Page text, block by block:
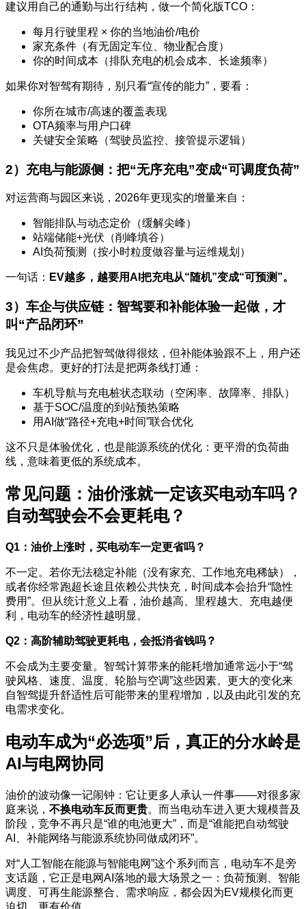
建议用自己的通勤与出行结构，做一个简化版TCO：
每月行驶里程 × 你的当地油价/电价
家充条件（有无固定车位、物业配合度）
你的时间成本（排队充电的机会成本、长途频率）
如果你对智驾有期待，别只看“宣传的能力”，要看：
你所在城市/高速的覆盖表现
OTA频率与用户口碑
关键安全策略（驾驶员监控、接管提示逻辑）
2）充电与能源侧：把“无序充电”变成“可调度负荷”
对运营商与园区来说，2026年更现实的增量来自：
智能排队与动态定价（缓解尖峰）
站端储能+光伏（削峰填谷）
AI负荷预测（按小时粒度做容量与运维规划）
一句话： EV越多，越要用AI把充电从“随机”变成“可预测”。
3）车企与供应链：智驾要和补能体验一起做，才
叫“产品闭环”
我见过不少产品把智驾做得很炫，但补能体验跟不上，用户还
是会焦虑。更好的打法是把两条线打通：
车机导航与充电桩状态联动（空闲率、故障率、排队）
基于SOC/温度的到站预热策略
用AI做“路径+充电+时间”联合优化
这不只是体验优化，也是能源系统的优化：更平滑的负荷曲
线，意味着更低的系统成本。
常见问题：油价涨就一定该买电动车吗？
自动驾驶会不会更耗电？
Q1：油价上涨时，买电动车一定更省吗？
不一定。若你无法稳定补能（没有家充、工作地充电稀缺），
或者你经常跑超长途且依赖公共快充，时间成本会抬升“隐性
费用”。但从统计意义上看，油价越高、里程越大、充电越便
利，电动车的经济性越明显。
Q2：高阶辅助驾驶更耗电，会抵消省钱吗？
不会成为主要变量。智驾计算带来的能耗增加通常远小于“驾
驶风格、速度、温度、轮胎与空调”这些因素。更大的变化来
自智驾提升舒适性后可能带来的里程增加，以及由此引发的充
电需求变化。
电动车成为“必选项”后，真正的分水岭是
AI与电网协同
油价的波动像一记闹钟：它让更多人承认一件事——对很多家
庭来说， 不换电动车反而更贵。而当电动车进入更大规模普及
阶段，竞争不再只是“谁的电池更大”，而是“谁能把自动驾驶
AI、补能网络与能源系统协同做成闭环”。
对“人工智能在能源与智能电网”这个系列而言，电动车不是旁
支话题，它正是电网AI落地的最大场景之一：负荷预测、智能
调度、可再生能源整合、需求响应，都会因为EV规模化而更
迫切、更有价值。